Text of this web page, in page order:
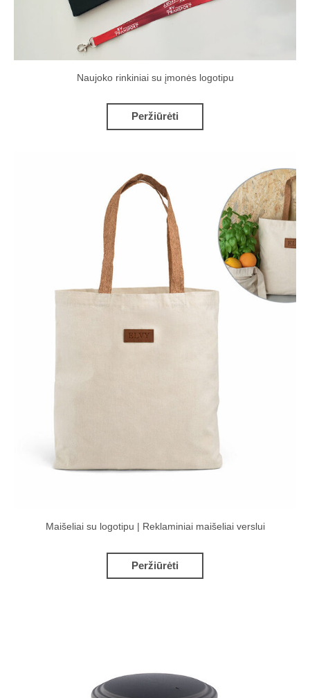
Naujoko rinkiniai su įmonės logotipu
Peržiūrėti
Maišeliai su logotipu | Reklaminiai maišeliai verslui
Peržiūrėti